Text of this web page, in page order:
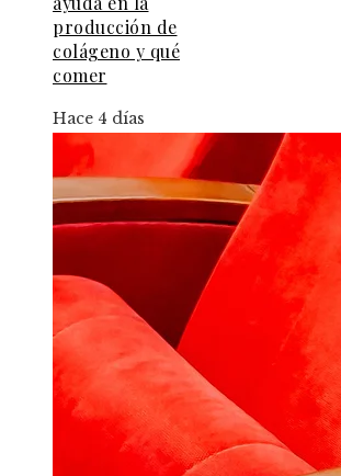
producción de
colágeno y qué
comer
Hace 4 días